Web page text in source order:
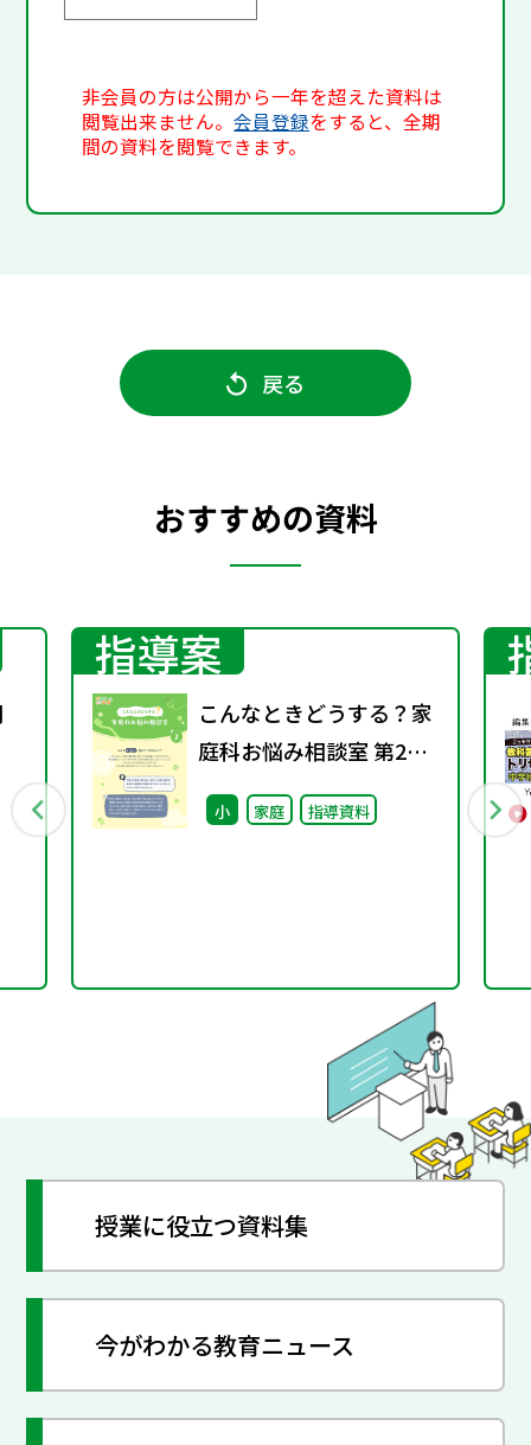
非会員の方は公開から一年を超えた資料は
閲覧出来ません。会員登録をすると、全期
間の資料を閲覧できます。
戻る
おすすめの資料
指導案
こんなときどうする？家
庭科お悩み相談室 第2号
【第12大題材】
小 家庭 指導資料
授業に役立つ資料集
今がわかる教育ニュース